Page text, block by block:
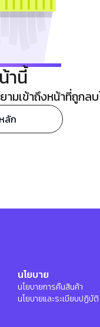
านี้
มเข้าถึงหน้าที่ถูกล
ลัก
นโยบาย
นโยบายการคืนสินค้า
นโยบายและระเบียบปฏิบัติ